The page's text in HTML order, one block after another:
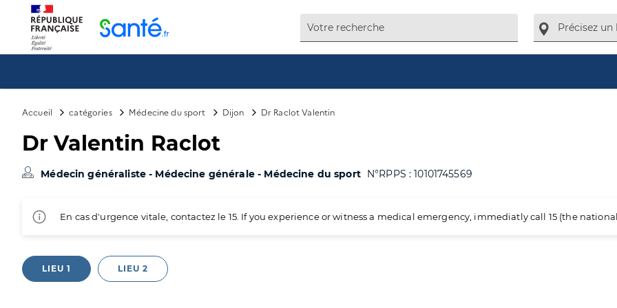
Accueil catégories Médecine du sport Dijon Dr Raclot Valentin
Dr Valentin Raclot
Médecin généraliste - Médecine générale - Médecine du sport N°RPPS : 10101745569
En cas d'urgence vitale, contactez le 15. If you experience or witness a medical emergency, immediatly call 15 (the
LIEU 1 LIEU 2
Panneau de gestion des cookies